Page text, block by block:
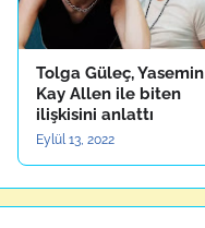
Tolga Güleç, Yasemin
Kay Allen ile biten
ilişkisini anlattı
Eylül 13, 2022